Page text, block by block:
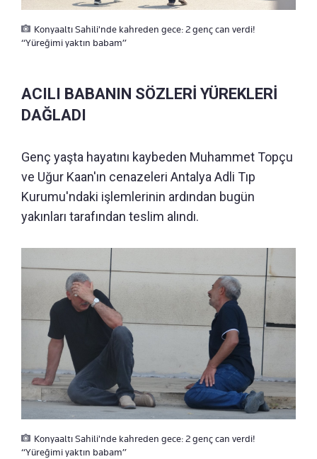
Konyaaltı Sahili'nde kahreden gece: 2 genç can verdi!
“Yüreğimi yaktın babam”
ACILI BABANIN SÖZLERİ YÜREKLERİ
DAĞLADI
Genç yaşta hayatını kaybeden Muhammet Topçu
ve Uğur Kaan'ın cenazeleri Antalya Adli Tıp
Kurumu'ndaki işlemlerinin ardından bugün
yakınları tarafından teslim alındı.
Konyaaltı Sahili'nde kahreden gece: 2 genç can verdi!
“Yüreğimi yaktın babam”